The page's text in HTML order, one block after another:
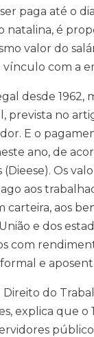
paga até o
é
valor do
com a
desde
no
E o
ano, de
(Dieese). Os
aos
aos
e dos
com
e
do
explica que o